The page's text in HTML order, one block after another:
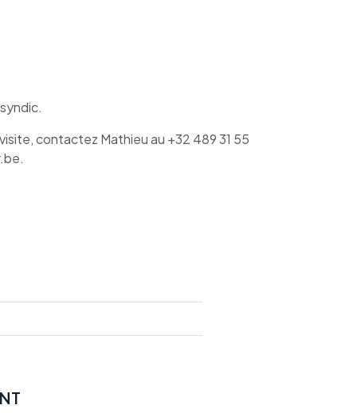
contactez Mathieu au +32 489 31 55
.